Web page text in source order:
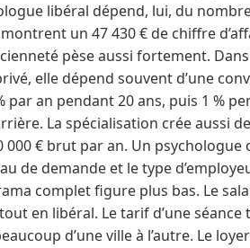
libéral dépend, lui, du
un 47 430 € de chiffre
pèse aussi fortement.
elle dépend souvent d’une
an pendant 20 ans, puis 1 %
La spécialisation crée aussi
€ brut par an. Un psychologue
de demande et le type
complet figure plus bas. Le
en libéral. Le tarif d’une
d’une ville à l’autre. Le